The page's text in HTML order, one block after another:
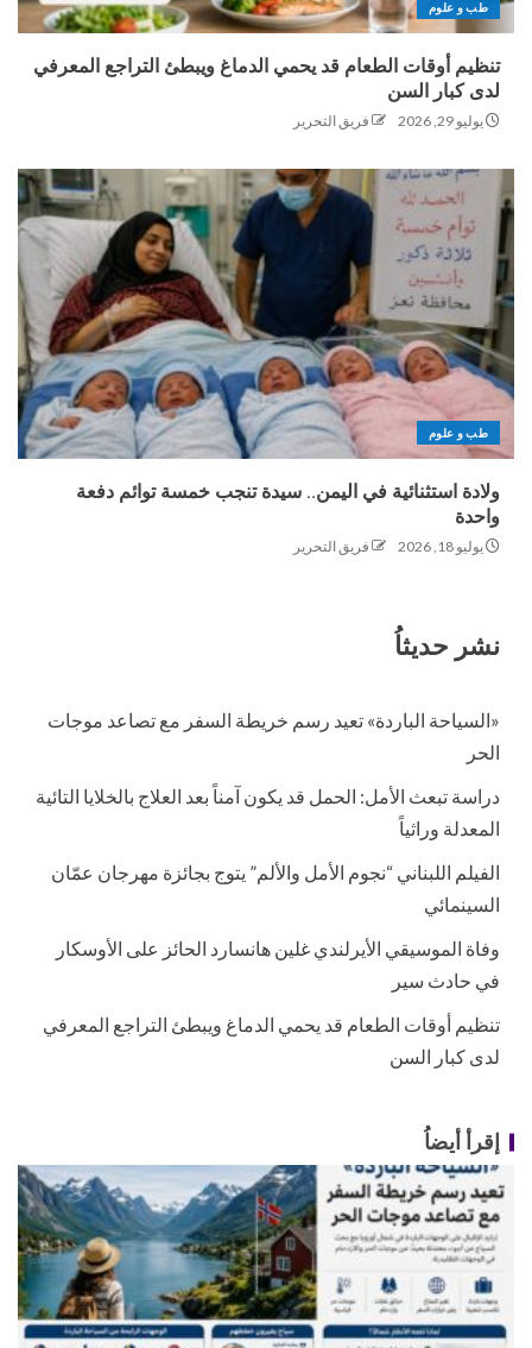
طب و علوم
تنظيم أوقات الطعام قد يحمي الدماغ ويبطئ التراجع المعرفي
لدى كبار السن
يوليو 29, 2026 فريق التحرير
طب و علوم
ولادة استثنائية في اليمن.. سيدة تنجب خمسة توائم دفعة
واحدة
يوليو 18, 2026 فريق التحرير
نشر حديثاُ
«السياحة الباردة» تعيد رسم خريطة السفر مع تصاعد موجات
الحر
دراسة تبعث الأمل: الحمل قد يكون آمناً بعد العلاج بالخلايا التائية
المعدلة وراثياً
الفيلم اللبناني “نجوم الأمل والألم” يتوج بجائزة مهرجان عمّان
السينمائي
وفاة الموسيقي الأيرلندي غلين هانسارد الحائز على الأوسكار
في حادث سير
تنظيم أوقات الطعام قد يحمي الدماغ ويبطئ التراجع المعرفي
لدى كبار السن
إقرأ أيضاُ